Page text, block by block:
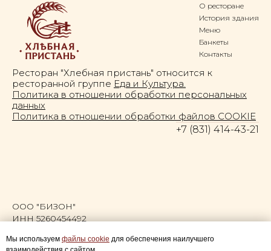
О ресторане
История здания
Меню
Банкеты
Контакты
Ресторан "Хлебная пристань" относится к
ресторанной группе Еда и Культура.
Политика в отношении обработки персональных
данных
Политика в отношении обработки файлов СOOKIE
+7 (831) 414-43-21
ООО "БИЗОН"
ИНН 5260454492
ОГРН 1185275026640
Мы используем файлы cookie для обеспечения наилучшего